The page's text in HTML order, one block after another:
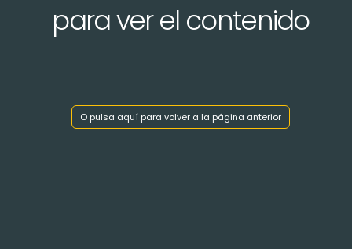
para ver el contenido
O pulsa aquí para volver a la página anterior